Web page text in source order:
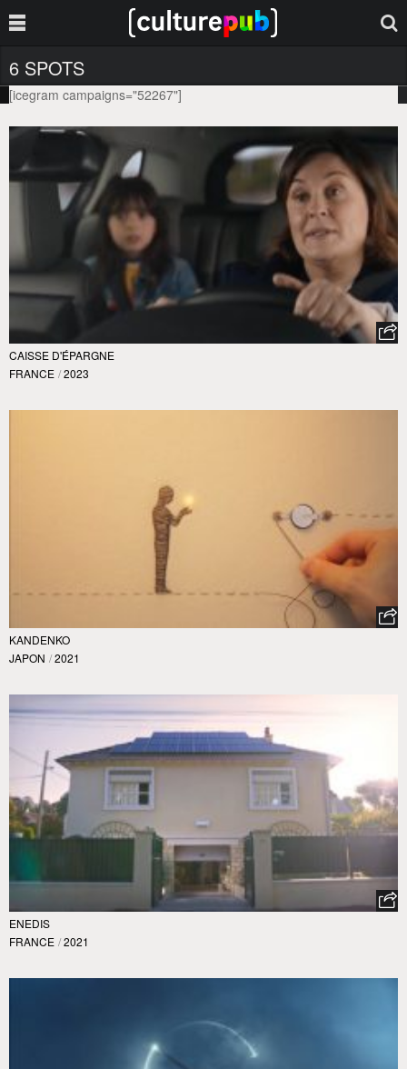
6 SPOTS
[icegram campaigns="52267"]
CAISSE D'ÉPARGNE
FRANCE / 2023
KANDENKO
JAPON / 2021
ENEDIS
FRANCE / 2021